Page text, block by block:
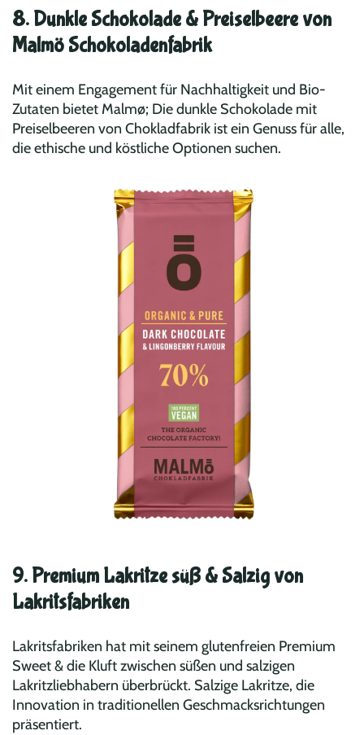
8. Dunkle Schokolade & Preiselbeere von
Malmö Schokoladenfabrik
Mit einem Engagement für Nachhaltigkeit und Bio-
Zutaten bietet Malmø; Die dunkle Schokolade mit
Preiselbeeren von Chokladfabrik ist ein Genuss für alle,
die ethische und köstliche Optionen suchen.
9. Premium Lakritze süß & Salzig von
Lakritsfabriken
Lakritsfabriken hat mit seinem glutenfreien Premium
Sweet & die Kluft zwischen süßen und salzigen
Lakritzliebhabern überbrückt. Salzige Lakritze, die
Innovation in traditionellen Geschmacksrichtungen
präsentiert.